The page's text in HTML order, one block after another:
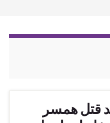
قتل همسر